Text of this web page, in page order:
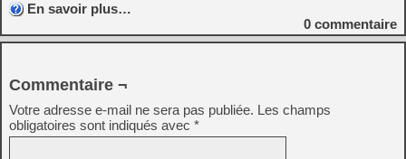
En savoir plus…
0 commentaire
Commentaire ¬
Votre adresse e-mail ne sera pas publiée. Les champs
obligatoires sont indiqués avec *